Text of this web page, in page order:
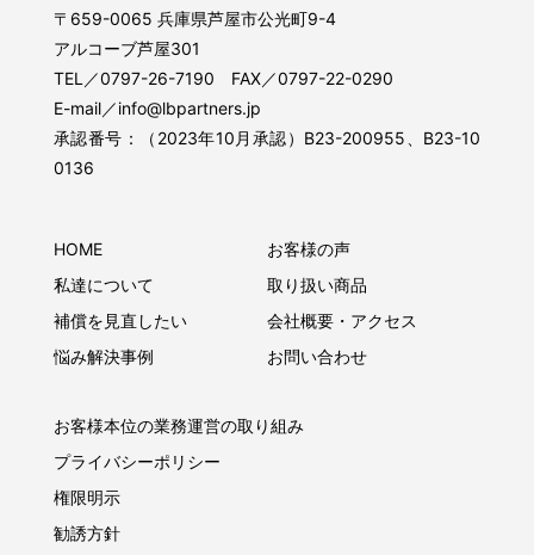
〒659-0065 兵庫県芦屋市公光町9-4
アルコーブ芦屋301
TEL／0797-26-7190 FAX／0797-22-0290
E-mail／info@lbpartners.jp
承認番号：（2023年10月承認）B23-200955、B23-10
0136
HOME
私達について
補償を見直したい
悩み解決事例
お客様の声
取り扱い商品
会社概要・アクセス
お問い合わせ
お客様本位の業務運営の取り組み
プライバシーポリシー
権限明示
勧誘方針